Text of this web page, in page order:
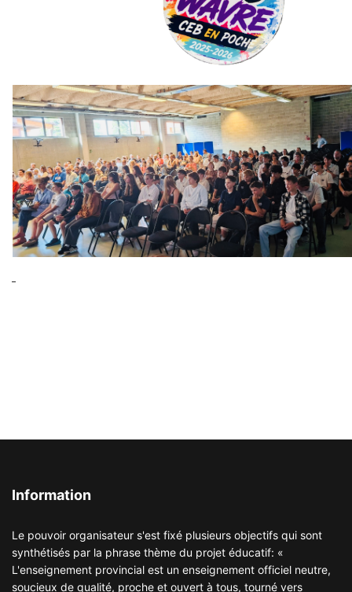
Information
Le pouvoir organisateur s'est fixé plusieurs objectifs qui sont
synthétisés par la phrase thème du projet éducatif: «
L'enseignement provincial est un enseignement officiel neutre,
soucieux de qualité, proche et ouvert à tous, tourné vers